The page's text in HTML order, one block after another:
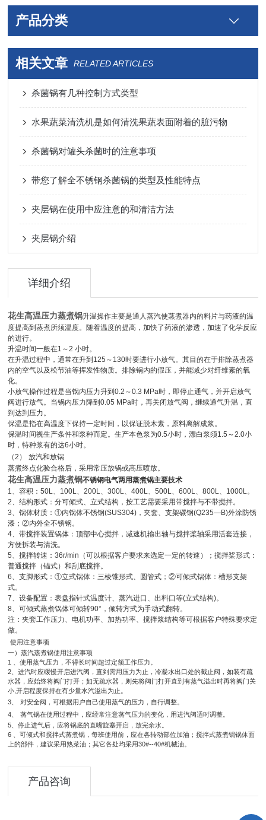
产品分类
相关文章 RELATED ARTICLES
杀菌锅有几种控制方式类型
水果蔬菜清洗机是如何清洗果蔬表面附着的脏污物
杀菌锅对罐头杀菌时的注意事项
带您了解全不锈钢杀菌锅的类型及性能特点
夹层锅在使用中应注意的和清洁方法
夹层锅介绍
详细介绍
花生高温压力蒸煮锅升温操作主要是通人蒸汽使蒸煮器内的料片与药液的温
度提高到蒸煮所须温度。随着温度的提高，加快了药液的渗透，加速了化学反应
的进行。
升温时间一般在1 ～2小时。
在升温过程中，通常在升到 125 ～ 130时要进行小放气。其目的在于排除蒸煮器
内的空气以及松节油等挥发性物质。排除锅内的假压，并能减少对纤维素的氧
化。
小放气操作过程是当锅内压力升到0.2 ～0.3 MPa时，即停止通气，并开启放气
阀进行放气。当锅内压力降到0.05 MPa时，再关闭放气阀，继续通气升温，直
到达到压力。
保温是指在高温度下保持一定时间，以保证脱木素，原料离解成浆。
保温时间视生产条件和浆种而定。生产本色浆为0.5小时，漂白浆须1.5 ～2.0小
时，特种浆有的达6小时。
（2 ）
放汽和放锅
蒸煮终点化验合格后，采用常压放锅或高压喷放。
花生高温压力蒸煮锅不锈钢电气两用蒸煮锅主要技术
1、容积：50L、 100L、200L、300L、400L、500L、600L、800L、 1000L。
2、结构形式：分可倾式、立式结构，按工艺需要采用带搅拌与不带搅拌。
3、锅体材质：①内锅体不锈钢(SUS304) ，夹套、支架碳钢(Q235—B)外涂防锈
漆；②内外全不锈钢。
4、带搅拌装置锅体：顶部中心搅拌，减速机输出轴与搅拌桨轴采用活套连接，
方便拆装与清洗。
5、搅拌转速：36r/min （可以根据客户要求来选定一定的转速）；搅拌桨形式：
普通搅拌（锚式）和刮底搅拌。
6、支脚形式：①立式锅体：三棱锥形式、圆管式；②可倾式锅体：槽形支架
式。
7、设备配置：表盘指针式温度计、蒸汽进口、出料口等(立式结构)。
8、可倾式蒸煮锅体可倾转90° ，倾转方式为手动式翻转。
注：夹套工作压力、电机功率、加热功率、搅拌浆结构等可根据客户特殊要求定
做。
使用注意事项
一）蒸汽蒸煮锅使用注意事项
1
、使用蒸气压力，不得长时间超过定额工作压力。
2 、进汽时应缓慢开启进汽阀，直到需用压力为止，冷凝水出口处的截止阀，如装有疏
水器，应始终将阀门打开；如无疏水器，则先将阀门打开直到有蒸气溢出时再将阀门关
小 ,开启程度保持在有少量水汽溢出为止。
3
对安全阀，可根据用户自己使用蒸气的压力，自行调整。
4
蒸气锅在使用过程中，应经常注意蒸气压力的变化，用进汽阀适时调整。
5 、停止进气后，应将锅底的直嘴旋塞开启，放完余水。
6
、可倾式和搅拌式蒸煮锅，每班使用前，应在各转动部位加油；搅拌式蒸煮锅锅体面
上的部件，建议采用熟菜油；其它各处均采用30#--40#机械油。
产品咨询